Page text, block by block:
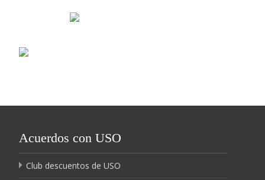
Acuerdos con USO
Club descuentos de USO